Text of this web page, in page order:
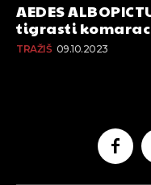
AEDES
tigrasti komarac
TRAŽIŠ 09.10.2023